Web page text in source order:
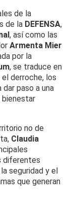
de la
de la DEFENSA,
, así como las
Armenta Mier
por la
, se traduce en
derroche, los
paso a una
bienestar
no de
Claudia
diferentes
seguridad y el
que generan